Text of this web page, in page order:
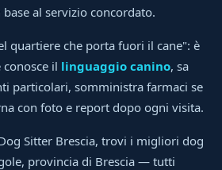
al servizio concordato.
quartiere che porta fuori il cane": è
il linguaggio canino, sa
particolari, somministra farmaci se
con foto e report dopo ogni visita.
Sitter Brescia, trovi i migliori dog
provincia di Brescia — tutti